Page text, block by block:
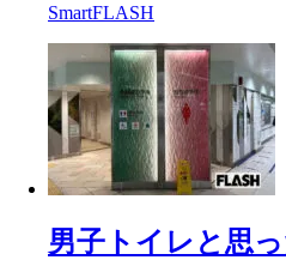
SmartFLASH
男子トイレと思